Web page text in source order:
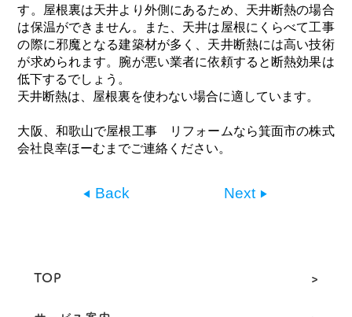
す。屋根裏は天井より外側にあるため、天井断熱の場合
は保温ができません。また、天井は屋根にくらべて工事
の際に邪魔となる建築材が多く、天井断熱には高い技術
が求められます。腕が悪い業者に依頼すると断熱効果は
低下するでしょう。
天井断熱は、屋根裏を使わない場合に適しています。
大阪、和歌山で屋根工事 リフォームなら箕面市の株式
会社良幸ほーむまでご連絡ください。
Back Next
TOP